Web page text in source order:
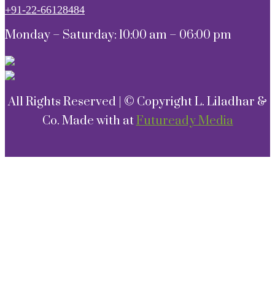
+91-22-66128484
Monday – Saturday: 10:00 am – 06:00 pm
All Rights Reserved | © Copyright L. Liladhar &
Co. Made with atFutuready Media